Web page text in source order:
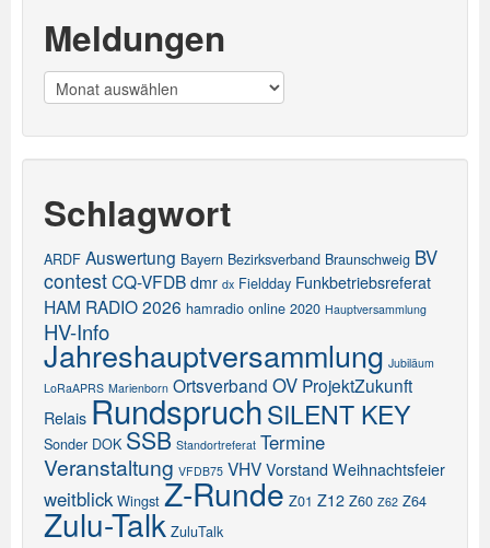
Meldungen
Meldungen
Schlagwort
ARDF Auswertung Bayern Bezirksverband Braunschweig BV
contestCQ-VFDB dmr dx Fieldday Funkbetriebsreferat
HAM RADIO 2026 hamradio online 2020 Hauptversammlung
HV-Info
Jahreshauptversammlung Jubiläum
LoRaAPRS Marienborn Ortsverband OV ProjektZukunft
Relais RundspruchSILENT KEY
Sonder DOK SSB Standortreferat Termine
Veranstaltung VFDB75 VHV Vorstand Weihnachtsfeier
weitblick Wingst Z-Runde Z01 Z12 Z60 Z62 Z64
Zulu-Talk ZuluTalk